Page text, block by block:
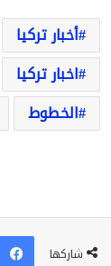
أخبار تركيا
اخبار تركيا
الخطوط
شاركها